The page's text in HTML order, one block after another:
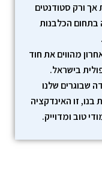
אך ורק סטודנטים
בתחום הכלבנות
מהווים את חוד
בישראל.
שבוגרים שלנו
זו האינדקציה
טוב ומדוייק.